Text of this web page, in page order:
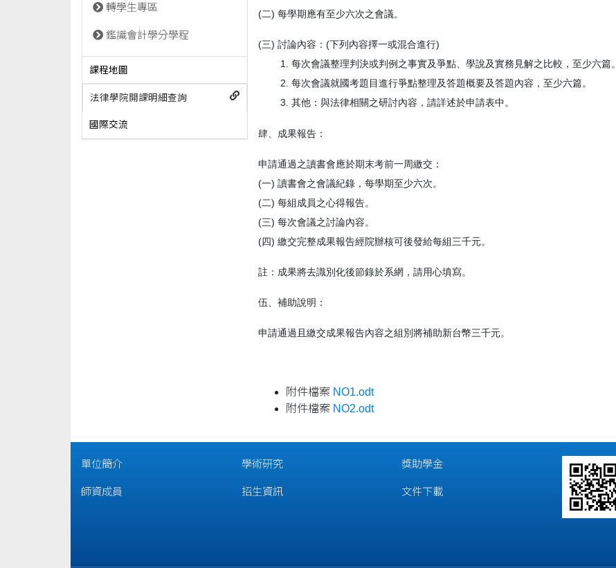
轉學生專區
鑑識會計學分學程
課程地圖
法律學院開課明細查詢
國際交流
(二) 每學期應有至少六次之會議。
(三) 討論內容： (下列內容擇一或混合進行)
1. 每次會議整理判決或判例之事實及爭點、學說及實務見解之比較，至少六篇。
2. 每次會議就國考題目進行爭點整理及答題概要及答題內容，至少六篇。
3. 其他：與法律相關之研討內容，請詳述於申請表中。
肆、成果報告：
申請通過之讀書會應於期末考前一周繳交：
(一) 讀書會之會議紀錄，每學期至少六次。
(二) 每組成員之心得報告。
(三) 每次會議之討論內容。
(四) 繳交完整成果報告經院辦核可後發給每組三千元。
註：成果將去識別化後節錄於系網，請用心填寫。
伍、補助說明：
申請通過且繳交成果報告內容之組別將補助新台幣三千元。
附件檔案 NO1.odt
附件檔案 NO2.odt
單位簡介
師資成員
學術研究
招生資訊
獎助學金
文件下載